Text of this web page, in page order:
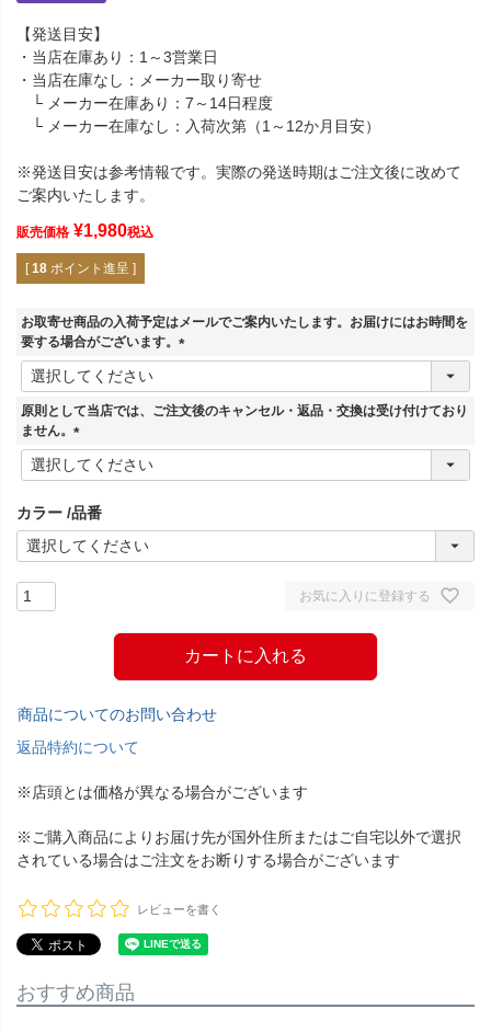
【発送目安】
・当店在庫あり：1～3営業日
・当店在庫なし：メーカー取り寄せ
└ メーカー在庫あり：7～14日程度
└ メーカー在庫なし：入荷次第（1～12か月目安）
※発送目安は参考情報です。実際の発送時期はご注文後に改めて
ご案内いたします。
販売価格 ¥1,980税込
[ 18 ポイント進呈 ]
お取寄せ商品の入荷予定はメールでご案内いたします。お届けにはお時間を
要する場合がございます。
(
須
原則として当店では、ご注文後のキャンセル・返品・交換は受け付けており
ません。
(
必
)
カラー 品番
お気に入りに登録する
カートに入れる
商品についてのお問い合わせ
返品特約について
※店頭とは価格が異なる場合がございます
※ご購入商品によりお届け先が国外住所またはご自宅以外で選択
されている場合はご注文をお断りする場合がございます
レビューを書く
おすすめ商品